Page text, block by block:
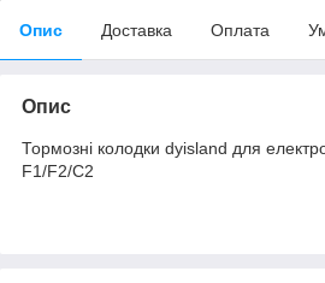
Опис Доставка Оплата
Опис
Тормозні колодки dyisland для
F1/F2/C2